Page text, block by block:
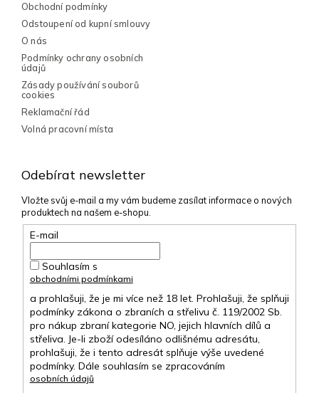
Odebírat newsletter
Vložte svůj e-mail a my vám budeme zasílat informace o nových
produktech na našem e-shopu.
E-mail
Souhlasím s
obchodními podmínkami
a prohlašuji, že je mi více než 18 let. Prohlašuji, že splňuji
podmínky zákona o zbraních a střelivu č. 119/2002 Sb.
pro nákup zbraní kategorie NO, jejich hlavních dílů a
střeliva. Je-li zboží odesíláno odlišnému adresátu,
prohlašuji, že i tento adresát splňuje výše uvedené
podmínky. Dále souhlasím se zpracováním
osobních údajů
Obchodní podmínky
Odstoupení od kupní smlouvy
O nás
Podmínky ochrany osobních
údajů
Zásady používání souborů
cookies
Reklamační řád
Volná pracovní místa